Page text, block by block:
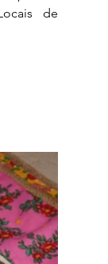
de